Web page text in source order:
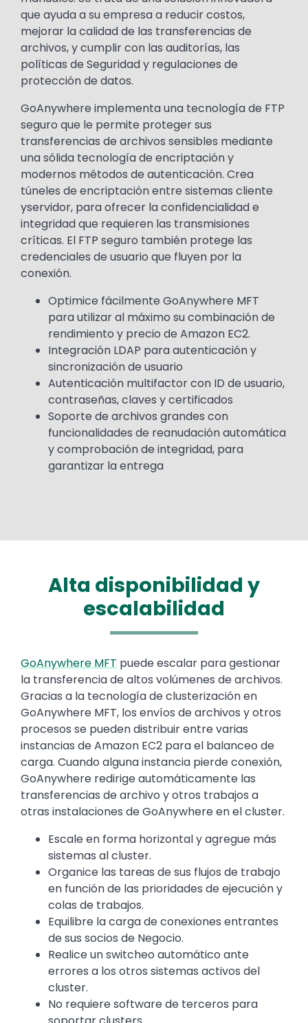
que ayuda a su empresa a reducir costos,
mejorar la calidad de las transferencias de
archivos, y cumplir con las auditorías, las
políticas de Seguridad y regulaciones de
protección de datos.
GoAnywhere implementa una tecnología de FTP
seguro que le permite proteger sus
transferencias de archivos sensibles mediante
una sólida tecnología de encriptación y
modernos métodos de autenticación. Crea
túneles de encriptación entre sistemas cliente
yservidor, para ofrecer la confidencialidad e
integridad que requieren las transmisiones
críticas. El FTP seguro también protege las
credenciales de usuario que fluyen por la
conexión.
Optimice fácilmente GoAnywhere MFT
para utilizar al máximo su combinación de
rendimiento y precio de Amazon EC2.
Integración LDAP para autenticación y
sincronización de usuario
Autenticación multifactor con ID de usuario,
contraseñas, claves y certificados
Soporte de archivos grandes con
funcionalidades de reanudación automática
y comprobación de integridad, para
garantizar la entrega
Alta disponibilidad y
escalabilidad
Text
GoAnywhere MFT puede escalar para gestionar
la transferencia de altos volúmenes de archivos.
Gracias a la tecnología de clusterización en
GoAnywhere MFT, los envíos de archivos y otros
procesos se pueden distribuir entre varias
instancias de Amazon EC2 para el balanceo de
carga. Cuando alguna instancia pierde conexión,
GoAnywhere redirige automáticamente las
transferencias de archivo y otros trabajos a
otras instalaciones de GoAnywhere en el cluster.
Escale en forma horizontal y agregue más
sistemas al cluster.
Organice las tareas de sus flujos de trabajo
en función de las prioridades de ejecución y
colas de trabajos.
Equilibre la carga de conexiones entrantes
de sus socios de Negocio.
Realice un switcheo automático ante
errores a los otros sistemas activos del
cluster.
No requiere software de terceros para